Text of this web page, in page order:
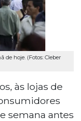
hoje. (Fotos: Cleber
às lojas de
semana antes